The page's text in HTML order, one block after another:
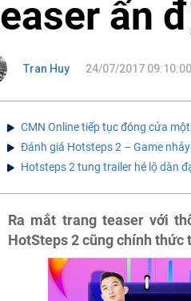
ấn
Tran Huy 24/07/2017 09:10:00
CMN Online tiếp tục đóng cửa
Đánh giá Hotsteps 2 – Game
Hotsteps 2 tung trailer hé lộ dàn
Ra mắt trang teaser với
HotSteps 2 cũng chính thức